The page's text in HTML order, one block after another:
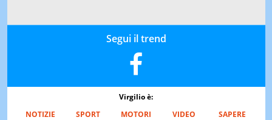
Segui il trend
Virgilio è:
NOTIZIE
SPORT MOTORI VIDEO
SAPERE